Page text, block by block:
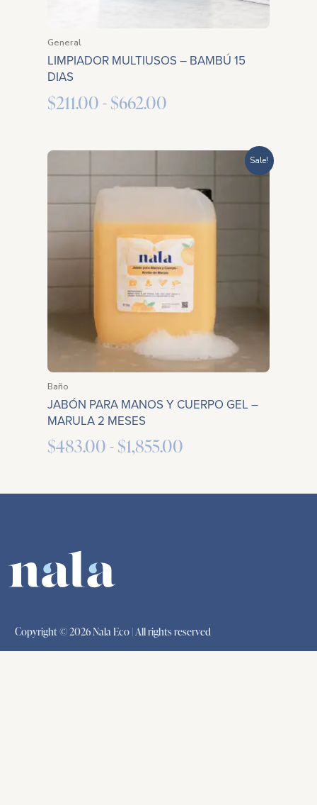
General
LIMPIADOR MULTIUSOS – BAMBÚ 15
DIAS
$211.00-$662.00
Sale!
Baño
JABÓN PARA MANOS Y CUERPO GEL –
MARULA 2 MESES
$483.00-$1,855.00
de
precios:
desde
$483.00
hasta
Copyright © 2026 Nala Eco | All rights reserved